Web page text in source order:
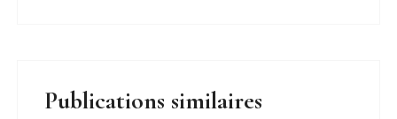
Publications similaires